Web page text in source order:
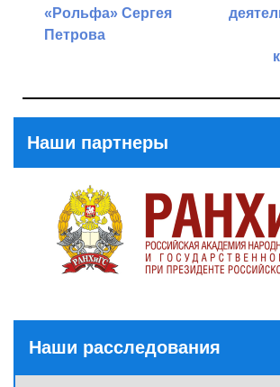
«Рольфа» Сергея
Петрова
Наши партнеры
Наши расследования